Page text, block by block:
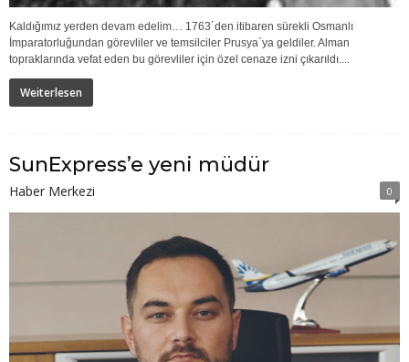
Kaldığımız yerden devam edelim… 1763´den itibaren sürekli Osmanlı
İmparatorluğundan görevliler ve temsilciler Prusya´ya geldiler. Alman
topraklarında vefat eden bu görevliler için özel cenaze izni çıkarıldı....
Weiterlesen
SunExpress’e yeni müdür
Haber Merkezi 0